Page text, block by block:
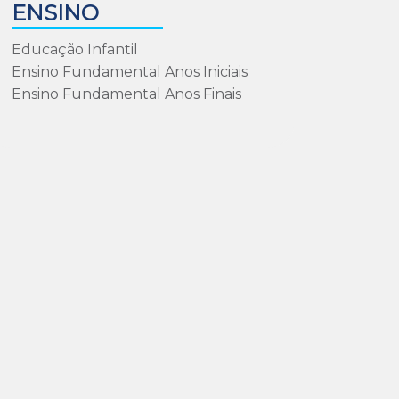
ENSINO
Educação Infantil
Ensino Fundamental Anos Iniciais
Ensino Fundamental Anos Finais